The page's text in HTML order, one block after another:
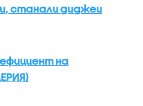
станали диджеи
на